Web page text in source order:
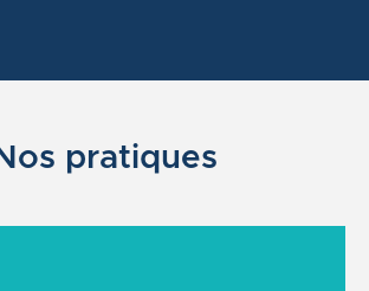
pratiques